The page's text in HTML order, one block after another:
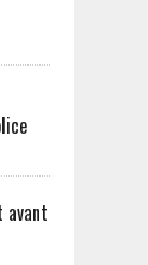
avant